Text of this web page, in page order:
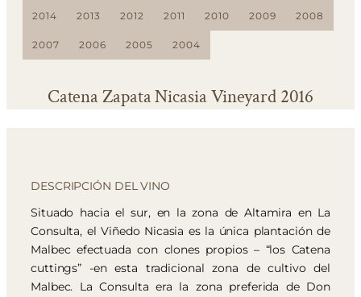
2014 2013 2012 2011 2010 2009 2008
2007 2006 2005 2004
Catena Zapata Nicasia Vineyard 2016
DESCRIPCIÓN DEL VINO
Situado hacia el sur, en la zona de Altamira en La
Consulta, el Viñedo Nicasia es la única plantación de
Malbec efectuada con clones propios – “los Catena
cuttings” -en esta tradicional zona de cultivo del
Malbec. La Consulta era la zona preferida de Don